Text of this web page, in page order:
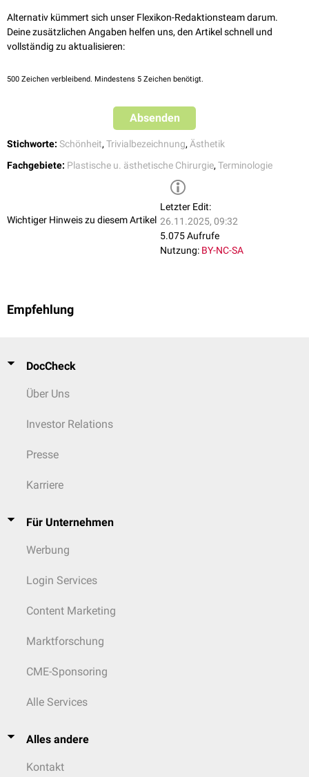
Alternativ kümmert sich unser Flexikon-Redaktionsteam darum.
Deine zusätzlichen Angaben helfen uns, den Artikel schnell und
vollständig zu aktualisieren:
500 Zeichen verbleibend. Mindestens 5 Zeichen benötigt.
Absenden
Stichworte: Schönheit, Trivialbezeichnung, Ästhetik
Fachgebiete: Plastische u. ästhetische Chirurgie, Terminologie
Wichtiger Hinweis zu diesem Artikel
Letzter Edit:
26.11.2025, 09:32
5.075 Aufrufe
Nutzung: BY-NC-SA
Empfehlung
DocCheck
Über Uns
Investor Relations
Presse
Karriere
Für Unternehmen
Werbung
Login Services
Content Marketing
Marktforschung
CME-Sponsoring
Alle Services
Alles andere
Kontakt